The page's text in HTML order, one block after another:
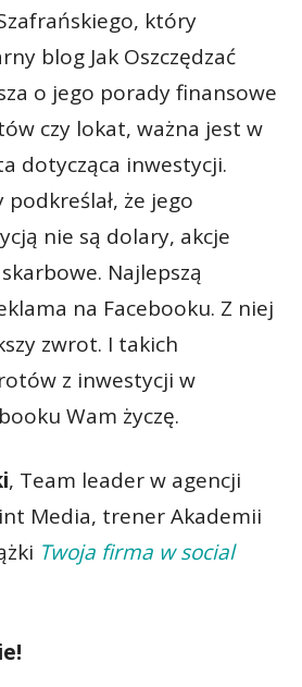
który
blog Jak Oszczędzać
o jego porady finansowe
czy lokat, ważna jest w
dotycząca inwestycji.
podkreślał, że jego
nie są dolary, akcje
Najlepszą
na Facebooku. Z niej
zwrot. I takich
z inwestycji w
Wam życzę.
, Team leader w agencji
Media, trener Akademii
Twoja firma w social